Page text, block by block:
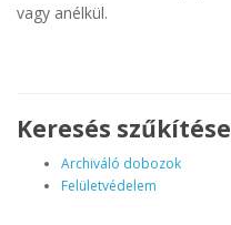
vagy anélkül.
Keresés szűkítése
Archiváló dobozok
Felületvédelem